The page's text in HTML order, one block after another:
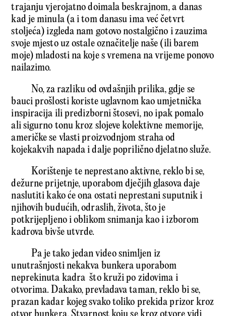
trajanju vjerojatno doimala beskrajnom, a danas
kad je minula (a i tom danasu ima već četvrt
stoljeća) izgleda nam gotovo nostalgično i zauzima
svoje mjesto uz ostale označitelje naše (ili barem
moje) mladosti na koje s vremena na vrijeme ponovo
nailazimo.
No, za razliku od ovdašnjih prilika, gdje se
bauci prošlosti koriste uglavnom kao umjetnička
inspiracija ili predizborni štosevi, no ipak pomalo
ali sigurno tonu kroz slojeve kolektivne memorije,
američke se vlasti proizvodnjom straha od
kojekakvih napada i dalje poprilično djelatno služe.
Korištenje te neprestano aktivne, reklo bi se,
dežurne prijetnje, uporabom dječjih glasova daje
naslutiti kako će ona ostati neprestani suputnik i
njihovih budućih, odraslih, života, što je
potkrijepljeno i oblikom snimanja kao i izborom
kadrova bivše utvrde.
Pa je tako jedan video snimljen iz
unutrašnjosti nekakva bunkera uporabom
neprekinuta kadra što kruži po zidovima i
otvorima. Dakako, prevladava taman, reklo bi se,
prazan kadar kojeg svako toliko prekida prizor kroz